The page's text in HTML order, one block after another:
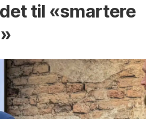
til «smartere